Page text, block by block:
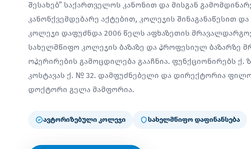
შესახებ” საქართველოს კანონით და მისგან
კანონქვემდებარე აქტებით, კოლეჯის შინაგანაწესით
კოლეჯი დაფუძნდა 2006 წელს აფხაზეთის
სახელმწიფო კოლეჯის ბაზაზე და პროფესიულ ბაზარზე
ოპერირების გამოცდილება გააჩნია. ფუნქციონირებს ქ.
კოსტავას ქ. № 32. დამფუძნებელი და დირექტორია
დოქტორი გელა მამფორია.
ავტორიზებული კოლეჯი სახელმწიფო დაფინანსება